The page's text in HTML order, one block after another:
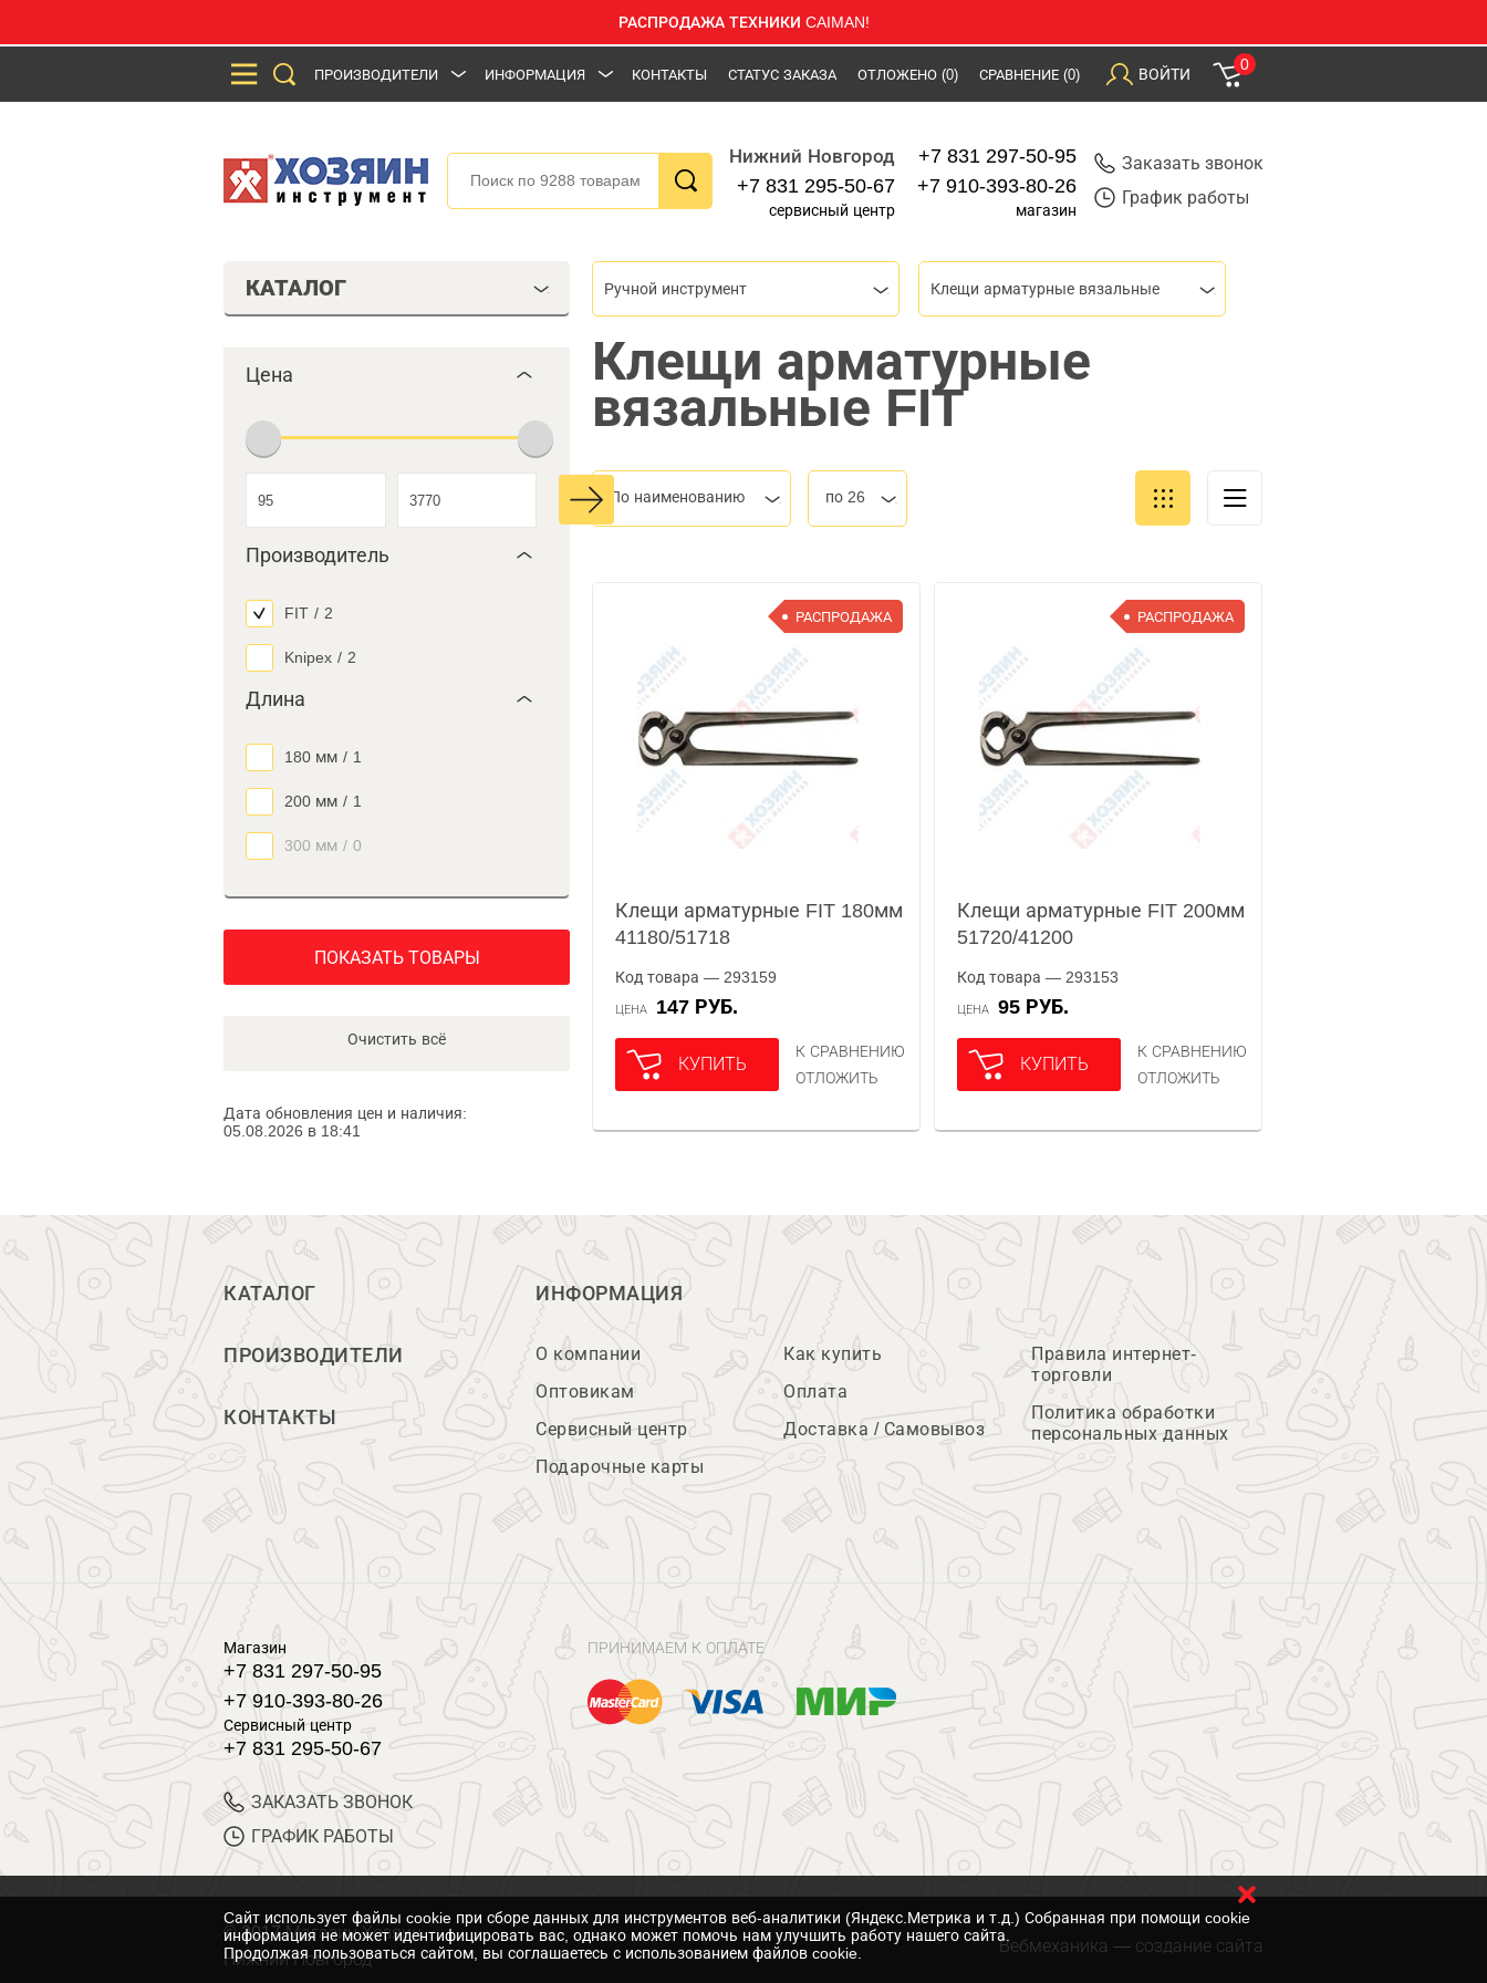
РАСПРОДАЖА ТЕХНИКИ CAIMAN!
ПРОИЗВОДИТЕЛИ ИНФОРМАЦИЯ КОНТАКТЫ СТАТУС ЗАКАЗА ОТЛОЖЕНО (0) СРАВНЕНИЕ (0) ВОЙТИ
0
Нижний Новгород
+7 831 295-50-67
сервисный центр
+7 831 297-50-95
+7 910-393-80-26
магазин
Заказать звонок
График работы
КАТАЛОГ
Цена
Производитель
FIT / 2
Knipex / 2
Длина
180 мм / 1
200 мм / 1
300 мм / 0
ПОКАЗАТЬ ТОВАРЫ
Очистить всё
Дата обновления цен и наличия:
05.08.2026 в 18:41
Ручной инструмент Клещи арматурные вязальные
Клещи арматурные
вязальные FIT
По наименованию по 26
РАСПРОДАЖА
Клещи арматурные FIT 180мм
41180/51718
Код товара — 293159
ЦЕНА 147 РУБ.
КУПИТЬ
К СРАВНЕНИЮ
ОТЛОЖИТЬ
РАСПРОДАЖА
Клещи арматурные FIT 200мм
51720/41200
Код товара — 293153
ЦЕНА 95 РУБ.
КУПИТЬ
К СРАВНЕНИЮ
ОТЛОЖИТЬ
КАТАЛОГ
ПРОИЗВОДИТЕЛИ
КОНТАКТЫ
ИНФОРМАЦИЯ
О компании
Оптовикам
Сервисный центр
Подарочные карты
Как купить
Оплата
Доставка / Самовывоз
Правила интернет-
торговли
Политика обработки
персональных данных
Магазин
+7 831 297-50-95
+7 910-393-80-26
Сервисный центр
+7 831 295-50-67
ЗАКАЗАТЬ ЗВОНОК
ГРАФИК РАБОТЫ
ПРИНИМАЕМ К ОПЛАТЕ
© 2017 Магазин Хозяин
Нижний Новгород
Вебмеханика — создание сайта
Cайт использует файлы cookie при сборе данных для инструментов веб-аналитики (Яндекс.Метрика и т.д.) Собранная при помощи cookie
информация не может идентифицировать вас, однако может помочь нам улучшить работу нашего сайта.
Продолжая пользоваться сайтом, вы соглашаетесь с использованием файлов cookie.